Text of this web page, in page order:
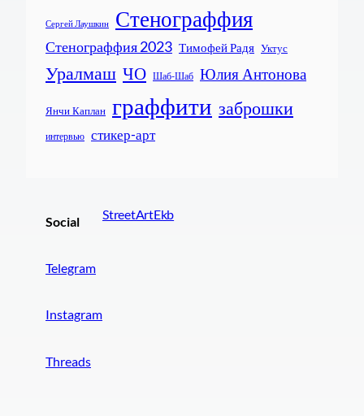
Сергей Лаушкин Стенограффия
Стенограффия 2023 Тимофей Радя Уктус
Уралмаш ЧО Шаб-Шаб Юлия Антонова
Янчи Каплан граффити заброшки
интервью стикер-арт
Social
Telegram
Instagram
Threads
StreetArtEkb